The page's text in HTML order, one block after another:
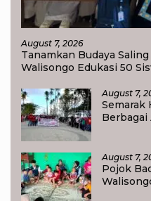
August 7, 2026
Tanamkan Budaya
Walisongo Edukasi 50
August 7,
Semarak
Berbagai
August 7,
Pojok